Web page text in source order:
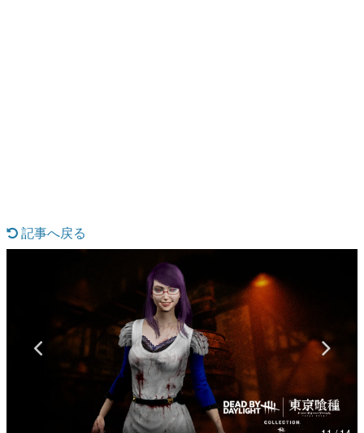
なんでゲームは面白い？
ゲーム開発者・hamatsu氏がゲームの魅力を画面や操作の
具体的な形から解き明かしていく、硬派で骨太な評論連載
ゲームが変えた日本語
「経験値」「裏技」「ラスボス」… ゲームにまつわる言葉
の起源や用法の変遷を、コンピューター文化史研究家・タ
イニーP氏が徹底調査。
カテゴリ
記事へ戻る